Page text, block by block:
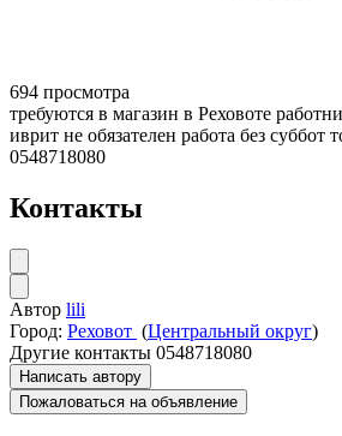
694 просмотра
требуются в магазин в Реховоте
иврит не обязателен работа без суббот
0548718080
Контакты
Автор lili
Город: Реховот (Центральный округ)
Другие контакты 0548718080
Написать автору
Пожаловаться на объявление